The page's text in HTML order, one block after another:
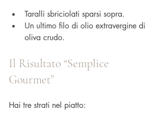
Taralli sbriciolati sparsi sopra.
Un ultimo filo di olio extravergine di
oliva crudo.
Il Risultato “Semplice
Gourmet”
Hai tre strati nel piatto: